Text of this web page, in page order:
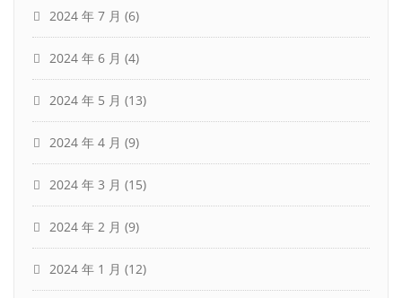
2024 年 7 月 (6)
2024 年 6 月 (4)
2024 年 5 月 (13)
2024 年 4 月 (9)
2024 年 3 月 (15)
2024 年 2 月 (9)
2024 年 1 月 (12)